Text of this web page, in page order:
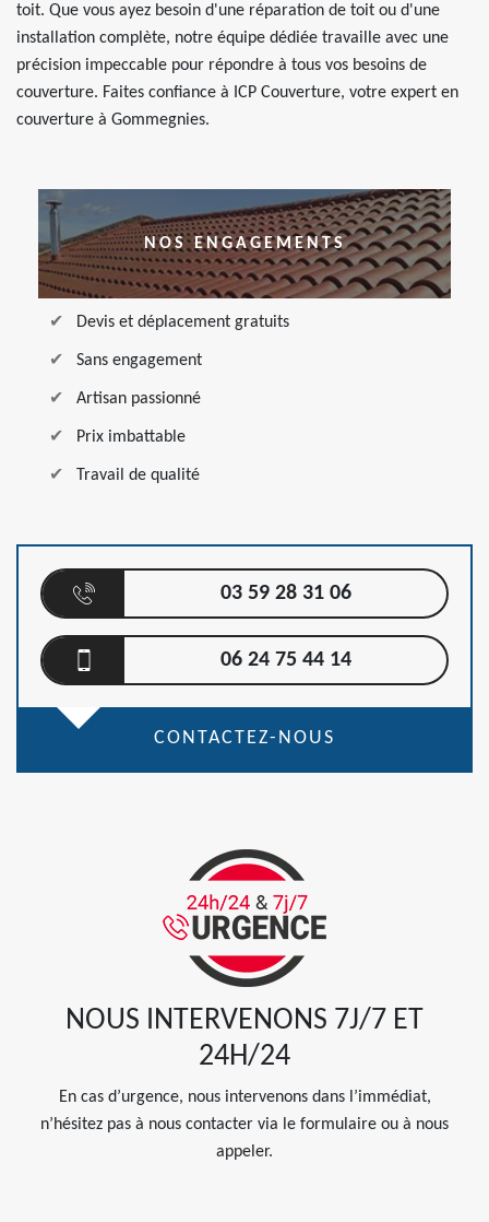
toit. Que vous ayez besoin d'une réparation de toit ou d'une
installation complète, notre équipe dédiée travaille avec une
précision impeccable pour répondre à tous vos besoins de
couverture. Faites confiance à ICP Couverture, votre expert en
couverture à Gommegnies.
NOS ENGAGEMENTS
Devis et déplacement gratuits
Sans engagement
Artisan passionné
Prix imbattable
Travail de qualité
03 59 28 31 06
06 24 75 44 14
CONTACTEZ-NOUS
NOUS INTERVENONS 7J/7 ET
24H/24
En cas d’urgence, nous intervenons dans l’immédiat,
n’hésitez pas à nous contacter via le formulaire ou à nous
appeler.